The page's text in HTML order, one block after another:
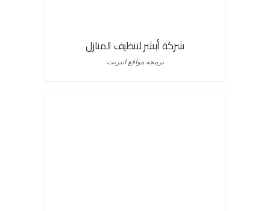
شركة أبشر لتنظيف المنازل
برمجة مواقع انترنت